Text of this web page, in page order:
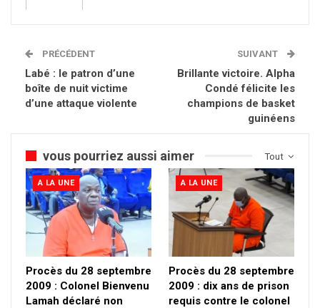
PRÉCÉDENT
Labé : le patron d’une
boîte de nuit victime
d’une attaque violente
SUIVANT
Brillante victoire. Alpha
Condé félicite les
champions de basket
guinéens
Tout
vous pourriez aussi aimer
A LA UNE
Procès du 28 septembre
2009 : Colonel Bienvenu
Lamah déclaré non
A LA UNE
Procès du 28 septembre
2009 : dix ans de prison
requis contre le colonel